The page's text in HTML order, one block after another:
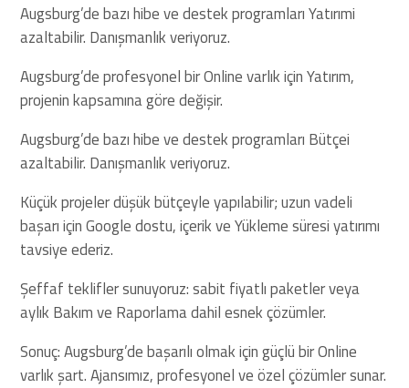
Augsburg’de bazı hibe ve destek programları Yatırımi
azaltabilir. Danışmanlık veriyoruz.
Augsburg’de profesyonel bir Online varlık için Yatırım,
projenin kapsamına göre değişir.
Augsburg’de bazı hibe ve destek programları Bütçei
azaltabilir. Danışmanlık veriyoruz.
Küçük projeler düşük bütçeyle yapılabilir; uzun vadeli
başarı için Google dostu, içerik ve Yükleme süresi yatırımı
tavsiye ederiz.
Şeffaf teklifler sunuyoruz: sabit fiyatlı paketler veya
aylık Bakım ve Raporlama dahil esnek çözümler.
Sonuç: Augsburg’de başarılı olmak için güçlü bir Online
varlık şart. Ajansımız, profesyonel ve özel çözümler sunar.